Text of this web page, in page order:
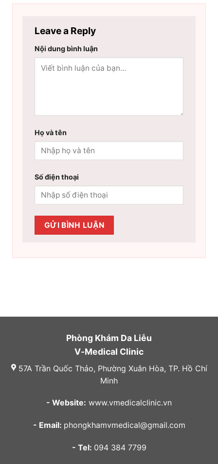
Leave a Reply
Nội dung bình luận
Họ và tên
Số điện thoại
Phòng Khám Da Liễu
V-Medical Clinic
57A Trần Quốc Thảo, Phường Xuân Hòa, TP. Hồ Chí
Minh
- Website: www.vmedicalclinic.vn
- Email: phongkhamvmedical@gmail.com
- Tel: 094 384 7799